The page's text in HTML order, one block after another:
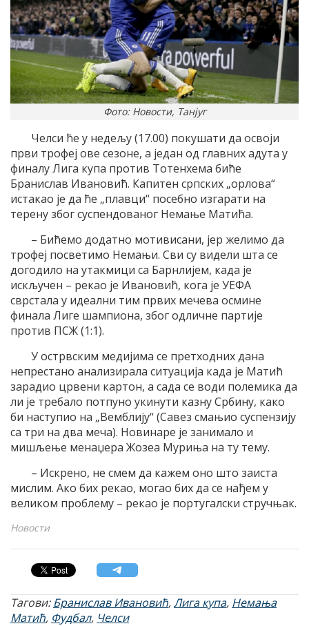
Фото: Новости, Танјуг
Челси ће у недељу (17.00) покушати да освоји
први трофеј ове сезоне, а један од главних адута у
финалу Лига купа против Тотенхема биће
Бранислав Ивановић. Капитен српских „орлова“
истакао је да ће „плавци“ посебно изгарати на
терену због суспендованог Немање Матића.
– Бићемо додатно мотивисани, јер желимо да
трофеј посветимо Немањи. Сви су видели шта се
догодило на утакмици са Барнлијем, када је
искључен – рекао је Ивановић, кога је УЕФА
сврстала у идеални тим првих мечева осмине
финала Лиге шампиона, због одличне партије
против ПСЖ (1:1).
У острвским медијима се претходних дана
непрестано анализирала ситуација када је Матић
зарадио црвени картон, а сада се води полемика да
ли је требало потпуно укинути казну Србину, како
би наступио на „Вемблију“ (Савез смањио суспензију
са три на два меча). Новинаре је занимало и
мишљење менаџера Жозеа Муриња на ту тему.
– Искрено, не смем да кажем оно што заиста
мислим. Ако бих рекао, могао бих да се нађем у
великом проблему – рекао је португалски стручњак.
Новости
Тагови:Бранислав Ивановић,Лига купа, Немања
Матић, Фудбал, Челси